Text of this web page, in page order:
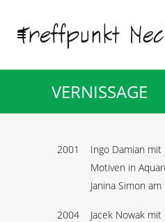
VERNISSAGE
2001
Ingo Damian
Motiven in
Janina Simon am
2004
Jacek Nowak